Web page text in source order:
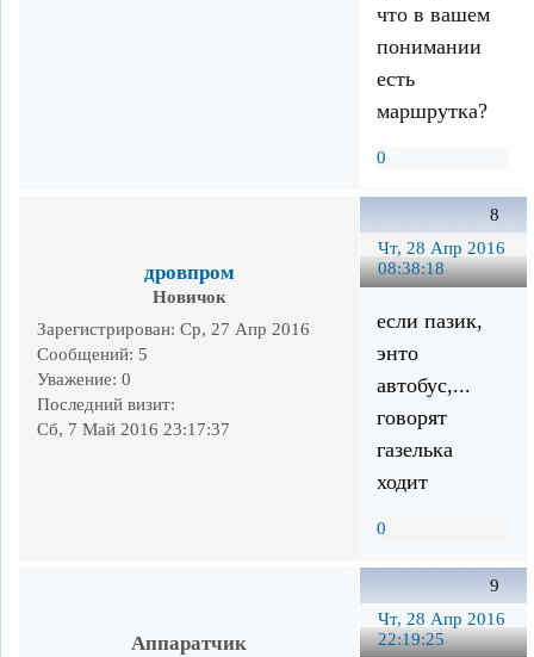
что в вашем
понимании
есть
маршрутка?
0
8
Чт, 28 Апр 2016
08:38:18
дровпром
Новичок
Зарегистрирован: Ср, 27 Апр 2016
Сообщений: 5
Уважение: 0
Последний визит:
Сб, 7 Май 2016 23:17:37
если пазик,
энто
автобус,...
говорят
газелька
ходит
0
9
Чт, 28 Апр 2016
22:19:25
Аппаратчик